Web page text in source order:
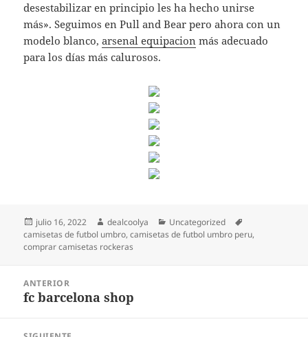
desestabilizar en principio les ha hecho unirse
más». Seguimos en Pull and Bear pero ahora con un
modelo blanco,arsenal equipacion más adecuado
para los días más calurosos.
Publicado
el
julio 16, 2022 Autor
dealcoolya Categorías
Uncategorized
camisetas de futbol umbro,camisetas de futbol umbro peru,
comprar camisetas rockeras
entradas
ANTERIOR
Entrada
fc barcelona shop